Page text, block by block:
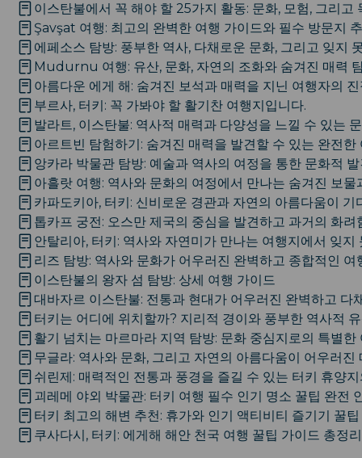
이스탄불에서 꼭 해야 할 25가지 활동: 문화, 모험, 그리고
Şavşat 여행: 최고의 완벽한 여행 가이드와 필수 방문지
에페소스 탐방: 풍부한 역사, 다채로운 문화, 그리고 잊지
Mudurnu 여행: 유산, 문화, 자연의 조화와 숨겨진 매력
아름다운 에게 해: 숨겨진 보석과 매력을 지닌 여행자의
부르사, 터키: 꼭 가봐야 할 활기찬 여행지입니다.
발라트, 이스탄불: 역사적 매력과 다양성을 느낄 수 있는
아르트빈 탐험하기: 숨겨진 매력을 발견할 수 있는 완전한
앙카라 박물관 탐방: 예술과 역사의 여정을 통한 문화적
아흘랏 여행: 역사와 문화의 여정에서 만나는 숨겨진 보물
카파도키아, 터키: 신비로운 경관과 자연의 아름다움이 기
톱카프 궁전: 오스만 제국의 중심을 발견하고 과거의 화려
안탈리아, 터키: 역사와 자연미가 만나는 여행지에서 잊지
리즈 탐방: 역사와 문화가 어우러진 완벽하고 종합적인 여
이스탄불의 왕자 섬 탐방: 상세 여행 가이드
대바자르 이스탄불: 전통과 현대가 어우러진 완벽하고 다
터키는 어디에 위치할까? 지리적 경이와 풍부한 역사적
활기 넘치는 마르마라 지역 탐방: 문화 중심지로의 특별한
무글라: 역사와 문화, 그리고 자연의 아름다움이 어우러진
쉬린제: 매력적인 전통과 풍경을 즐길 수 있는 터키 휴양
괴레메 야외 박물관: 터키 여행 필수 인기 명소 꿀팁 완전
터키 최고의 해변 추천: 휴가와 인기 액티비티 즐기기 꿀
쿠사다시, 터키: 에게해 해안 천국 여행 꿀팁 가이드 총정